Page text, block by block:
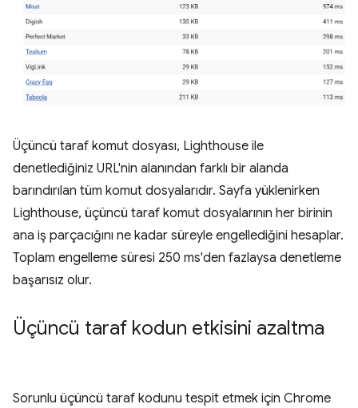
Üçüncü taraf komut dosyası, Lighthouse ile
denetlediğiniz URL'nin alanından farklı bir alanda
barındırılan tüm komut dosyalarıdır. Sayfa yüklenirken
Lighthouse, üçüncü taraf komut dosyalarının her birinin
ana iş parçacığını ne kadar süreyle engellediğini hesaplar.
Toplam engelleme süresi 250 ms'den fazlaysa denetleme
başarısız olur.
Üçüncü taraf kodun etkisini azaltma
Sorunlu üçüncü taraf kodunu tespit etmek için Chrome